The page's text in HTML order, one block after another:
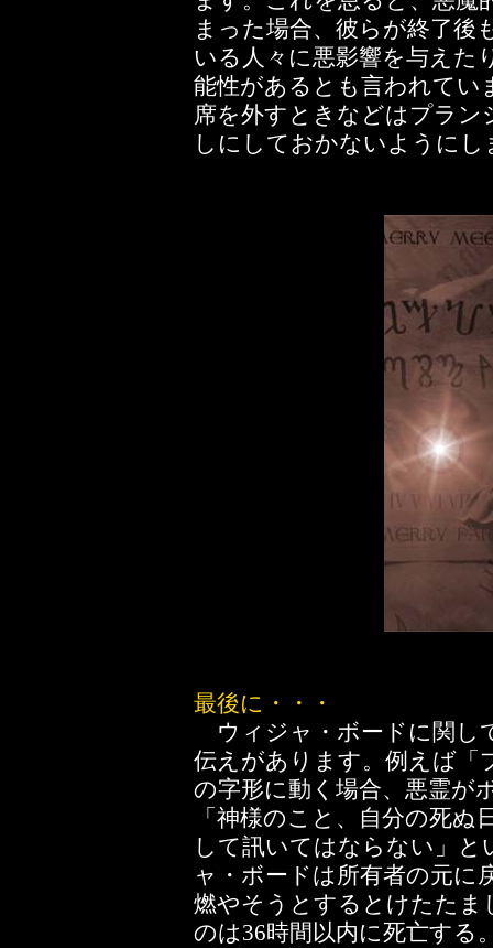
まった場合、彼らが終了後
いる人々に悪影響を与えた
能性があるとも言われてい
席を外すときなどはプラ
しにしておかないようにし
最後に・・・
ウィジャ・ボードに関し
伝えがあります。例えば「
の字形に動く場合、悪霊が
「神様のこと、自分の死
して訊いてはならない」
ャ・ボードは所有者の元に
燃やそうとするとけたたま
のは36時間以内に死亡する